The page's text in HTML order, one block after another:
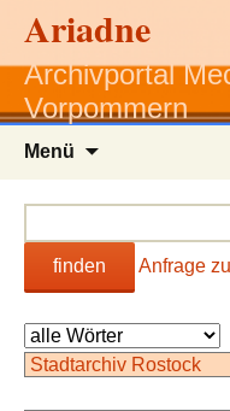
Ariadne
Archivportal
Vorpommern
Menü
finden Anfrage